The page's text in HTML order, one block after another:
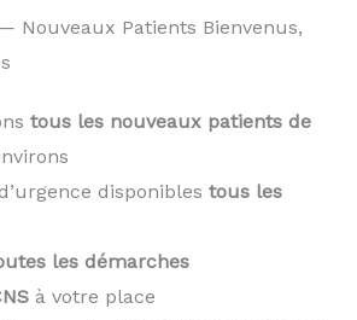
Nouveaux Patients Bienvenus,
tous les nouveaux patients de
disponibles tous les
les démarches
à votre place